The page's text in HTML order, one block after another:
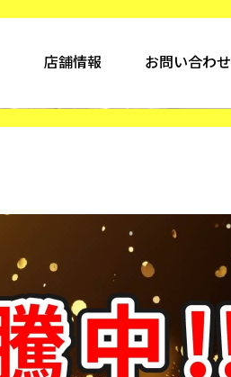
店舗情報 お問い合わせ